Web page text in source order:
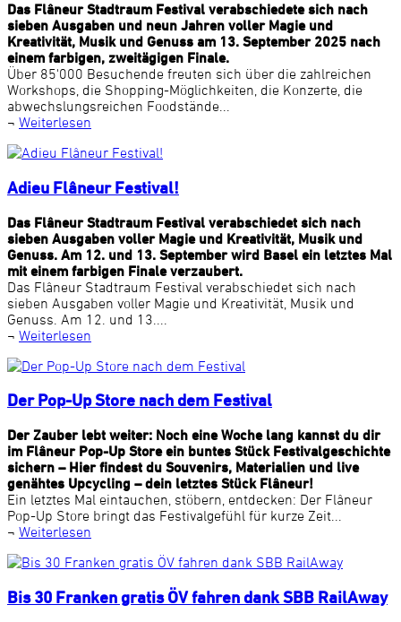
Das Flâneur Stadtraum Festival verabschiedete sich nach
sieben Ausgaben und neun Jahren voller Magie und
Kreativität, Musik und Genuss am 13. September 2025 nach
einem farbigen, zweitägigen Finale.
Über 85'000 Besuchende freuten sich über die zahlreichen
Workshops, die Shopping-Möglichkeiten, die Konzerte, die
abwechslungsreichen Foodstände...
¬ Weiterlesen
Adieu Flâneur Festival!
Das Flâneur Stadtraum Festival verabschiedet sich nach
sieben Ausgaben voller Magie und Kreativität, Musik und
Genuss. Am 12. und 13. September wird Basel ein letztes Mal
mit einem farbigen Finale verzaubert.
Das Flâneur Stadtraum Festival verabschiedet sich nach
sieben Ausgaben voller Magie und Kreativität, Musik und
Genuss. Am 12. und 13....
¬ Weiterlesen
Der Pop-Up Store nach dem Festival
Der Zauber lebt weiter: Noch eine Woche lang kannst du dir
im Flâneur Pop-Up Store ein buntes Stück Festivalgeschichte
sichern – Hier findest du Souvenirs, Materialien und live
genähtes Upcycling – dein letztes Stück Flâneur!
Ein letztes Mal eintauchen, stöbern, entdecken: Der Flâneur
Pop-Up Store bringt das Festivalgefühl für kurze Zeit...
¬ Weiterlesen
Bis 30 Franken gratis ÖV fahren dank SBB RailAway